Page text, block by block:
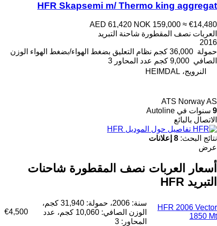
HFR Skapsemi m/ Thermo king aggregat
AED 61,420 NOK 159,000 ≈ €14,480
العربات نصف المقطورة شاحنة التبريد
2016
حمولة 36,000 كجم نظام التعليق بضغط الهواء/بضغط الهواء الوزن
الصافي 9,000 كجم عدد المحاور 3
النرويج، HEIMDAL
ATS Norway AS
9 سنوات في Autoline
الاتصال بالبائع
تفاصيل حول الموديل HFR
نتائج البحث: 8 إعلانات
عرض
أسعار العربات نصف المقطورة شاحنات
التبريد HFR
HFR 2006 Vector
1850 Mt
سنة: 2006، حمولة: 31,940 كجم،
الوزن الصافي: 10,060 كجم، عدد
المحاور: 3
€4,500